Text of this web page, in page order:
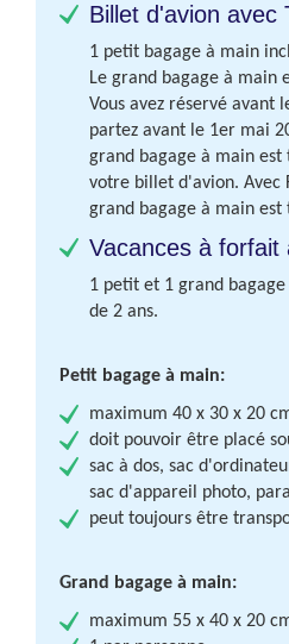
Billet d'avion avec
1 petit bagage à main
Le grand bagage à main
Vous avez réservé avant
partez avant le 1er mai
grand bagage à main est
votre billet d'avion. Avec
grand bagage à main est
Vacances à forfait
1 petit et 1 grand
de 2 ans.
Petit bagage à main:
maximum 40 x 30 x 20
doit pouvoir être placé
sac à dos, sac
sac d'appareil photo,
peut toujours être
Grand bagage à main:
maximum 55 x 40 x 20